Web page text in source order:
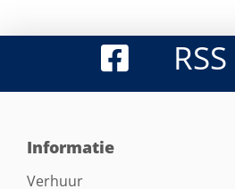
RSS
Informatie
Verhuur